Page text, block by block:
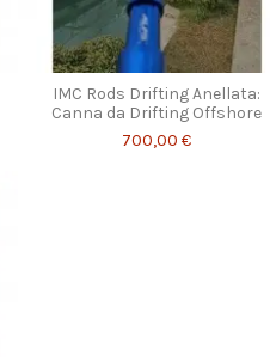
IMC Rods Drifting Anellata:
Canna da Drifting Offshore
700,00 €